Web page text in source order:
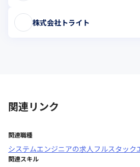
株式会社トライト
関連リンク
関連職種
システムエンジニアの求人フルスタック
関連スキル